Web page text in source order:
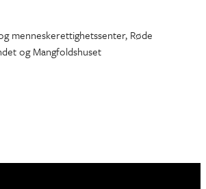
menneskerettighetssenter, Røde
og Mangfoldshuset